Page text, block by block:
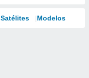
Satélites Modelos